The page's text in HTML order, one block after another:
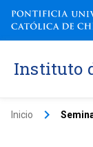
Instituto
Inicio keyboard_arrow_right